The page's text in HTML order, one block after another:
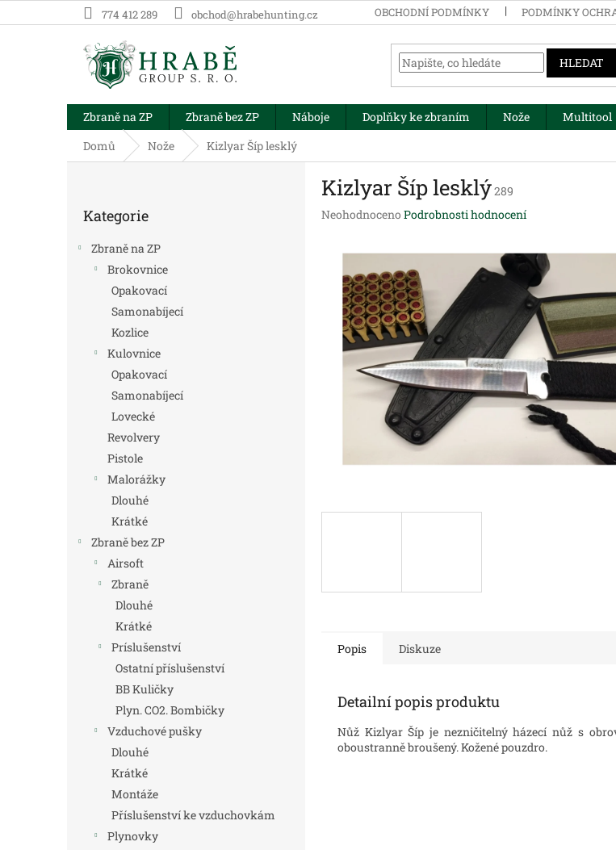
na
774 412 289 obchod@hrabehunting.cz OBCHODNÍ PODMÍNKY PODMÍNKY
HLEDAT
Zbraně na ZP Zbraně bez ZP Náboje Doplňky ke zbraním Nože Multitool
Domů
Nože Kizlyar Šíp lesklý
kategorie
Kategorie
Zbraně na ZP
Brokovnice
Opakovací
Samonabíjecí
Kozlice
Kulovnice
Opakovací
Samonabíjecí
Lovecké
Revolvery
Pistole
Malorážky
Dlouhé
Krátké
Zbraně bez ZP
Airsoft
Zbraně
Dlouhé
Krátké
Príslušenství
Ostatní příslušenství
BB Kuličky
Plyn. CO2. Bombičky
Vzduchové pušky
Dlouhé
Krátké
Montáže
Příslušenství ke vzduchovkám
Plynovky
Kizlyar Šíp lesklý289
Průměrné
hvězdiček.
Neohodnoceno Podrobnosti hodnocení
Popis Diskuze
Detailní popis produktu
Nůž Kizlyar Šíp je nezničitelný házecí nůž s
oboustranně broušený. Kožené pouzdro.